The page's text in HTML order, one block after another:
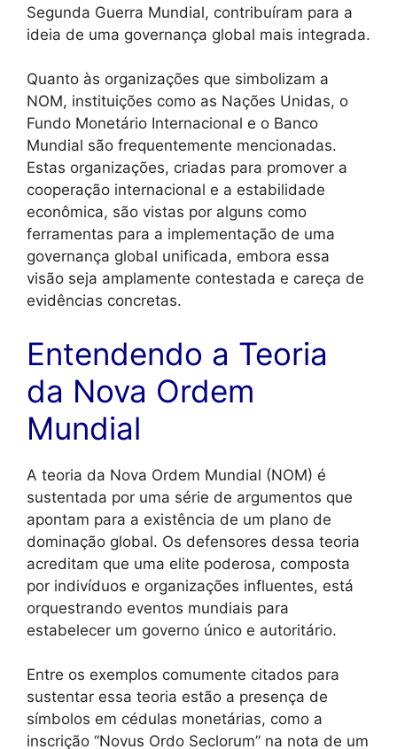
Segunda Guerra Mundial, contribuíram para a
ideia de uma governança global mais integrada.
Quanto às organizações que simbolizam a
NOM, instituições como as Nações Unidas, o
Fundo Monetário Internacional e o Banco
Mundial são frequentemente mencionadas.
Estas organizações, criadas para promover a
cooperação internacional e a estabilidade
econômica, são vistas por alguns como
ferramentas para a implementação de uma
governança global unificada, embora essa
visão seja amplamente contestada e careça de
evidências concretas.
Entendendo a Teoria
da Nova Ordem
Mundial
A teoria da Nova Ordem Mundial (NOM) é
sustentada por uma série de argumentos que
apontam para a existência de um plano de
dominação global. Os defensores dessa teoria
acreditam que uma elite poderosa, composta
por indivíduos e organizações influentes, está
orquestrando eventos mundiais para
estabelecer um governo único e autoritário.
Entre os exemplos comumente citados para
sustentar essa teoria estão a presença de
símbolos em cédulas monetárias, como a
inscrição “Novus Ordo Seclorum” na nota de um